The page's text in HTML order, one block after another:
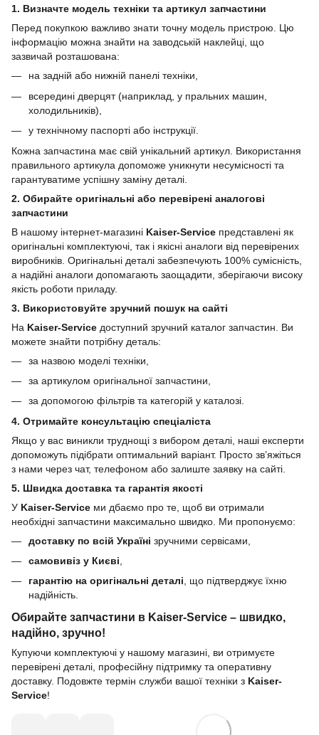
1. Визначте модель техніки та артикул запчастини
Перед покупкою важливо знати точну модель пристрою. Цю
інформацію можна знайти на заводській наклейці, що
зазвичай розташована:
на задній або нижній панелі техніки,
всередині дверцят (наприклад, у пральних машин,
холодильників),
у технічному паспорті або інструкції.
Кожна запчастина має свій унікальний артикул. Використання
правильного артикула допоможе уникнути несумісності та
гарантуватиме успішну заміну деталі.
2. Обирайте оригінальні або перевірені аналогові
запчастини
В нашому інтернет-магазині Kaiser-Service представлені як
оригінальні комплектуючі, так і якісні аналоги від перевірених
виробників. Оригінальні деталі забезпечують 100% сумісність,
а надійні аналоги допомагають заощадити, зберігаючи високу
якість роботи приладу.
3. Використовуйте зручний пошук на сайті
На Kaiser-Service доступний зручний каталог запчастин. Ви
можете знайти потрібну деталь:
за назвою моделі техніки,
за артикулом оригінальної запчастини,
за допомогою фільтрів та категорій у каталозі.
4. Отримайте консультацію спеціаліста
Якщо у вас виникли труднощі з вибором деталі, наші експерти
допоможуть підібрати оптимальний варіант. Просто зв’яжіться
з нами через чат, телефоном або залиште заявку на сайті.
5. Швидка доставка та гарантія якості
У Kaiser-Service ми дбаємо про те, щоб ви отримали
необхідні запчастини максимально швидко. Ми пропонуємо:
доставку по всій Україні зручними сервісами,
самовивіз у Києві
гарантію на оригінальні деталі, що підтверджує їхню
надійність.
Обирайте запчастини в Kaiser-Service – швидко,
надійно, зручно!
Купуючи комплектуючі у нашому магазині, ви отримуєте
перевірені деталі, професійну підтримку та оперативну
доставку. Подовжте термін служби вашої техніки з Kaiser-
Service!